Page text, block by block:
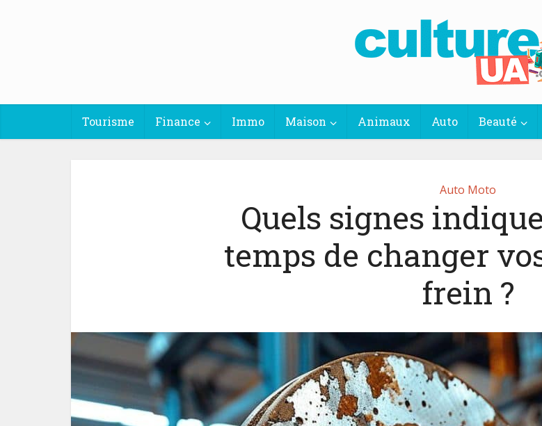
Tourisme Finance Immo Maison Animaux Auto Beauté
Auto Moto
Quels signes
temps de changer
frein ?